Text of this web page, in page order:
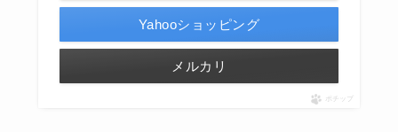
Yahooショッピング
メルカリ
ポチップ